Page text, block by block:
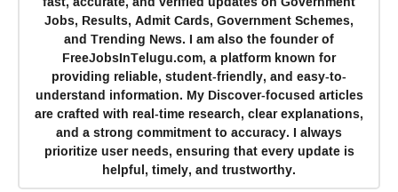
Jobs, Results, Admit Cards, Government Schemes,
and Trending News. I am also the founder of
FreeJobsInTelugu.com, a platform known for
providing reliable, student-friendly, and easy-to-
understand information. My Discover-focused articles
are crafted with real-time research, clear explanations,
and a strong commitment to accuracy. I always
prioritize user needs, ensuring that every update is
helpful, timely, and trustworthy.